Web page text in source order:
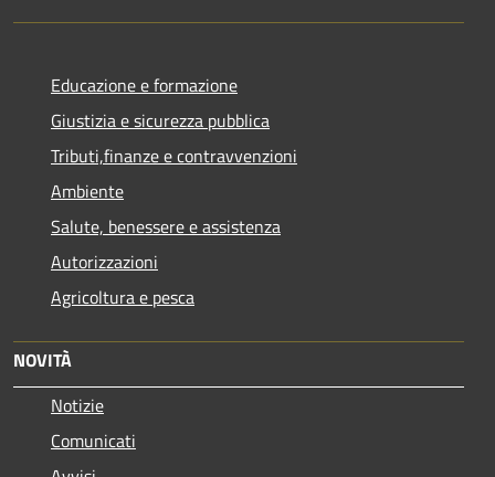
Educazione e formazione
Giustizia e sicurezza pubblica
Tributi,finanze e contravvenzioni
Ambiente
Salute, benessere e assistenza
Autorizzazioni
Agricoltura e pesca
NOVITÀ
Notizie
Comunicati